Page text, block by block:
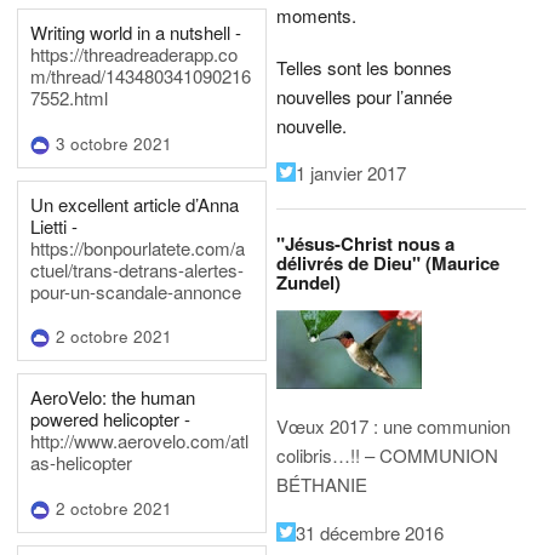
Writing world in a nutshell -
https://threadreaderapp.co
m/thread/143480341090216
7552.html
3 octobre 2021
Un excellent article d’Anna
Lietti -
https://bonpourlatete.com/a
ctuel/trans-detrans-alertes-
pour-un-scandale-annonce
2 octobre 2021
AeroVelo: the human
powered helicopter -
http://www.aerovelo.com/atl
as-helicopter
2 octobre 2021
moments.
Telles sont les bonnes
nouvelles pour l’année
nouvelle.
1 janvier 2017
"Jésus-Christ nous a
délivrés de Dieu" (Maurice
Zundel)
Vœux 2017 : une communion
colibris…!! – COMMUNION
BÉTHANIE
31 décembre 2016